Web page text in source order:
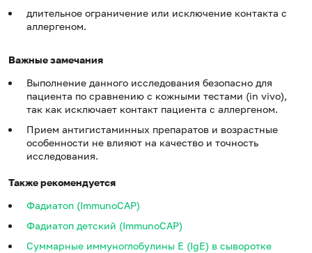
длительное ограничение или исключение контакта с
аллергеном.
Важные замечания
Выполнение данного исследования безопасно для
пациента по сравнению с кожными тестами (in vivo),
так как исключает контакт пациента с аллергеном.
Прием антигистаминных препаратов и возрастные
особенности не влияют на качество и точность
исследования.
Также рекомендуется
Фадиатоп (ImmunoCAP)
Фадиатоп детский (ImmunoCAP)
Суммарные иммуноглобулины E (IgE) в сыворотке